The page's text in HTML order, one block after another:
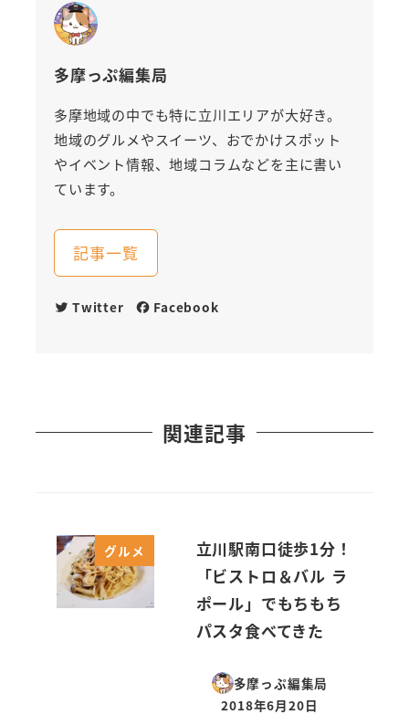
多摩っぷ編集局
多摩地域の中でも特に立川エリアが大好き。
地域のグルメやスイーツ、おでかけスポット
やイベント情報、地域コラムなどを主に書い
ています。
記事一覧
Twitter Facebook
関連記事
グルメ
立川駅南口徒歩1分！
「ビストロ＆バル ラ
ポール」でもちもち
パスタ食べてきた
多摩っぷ編集局
投稿日
2018年6月20日